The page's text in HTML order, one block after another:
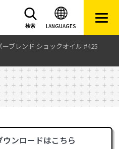
LANGUAGES
検索
ーブレンド ショックオイル #425
ンロードはこちら